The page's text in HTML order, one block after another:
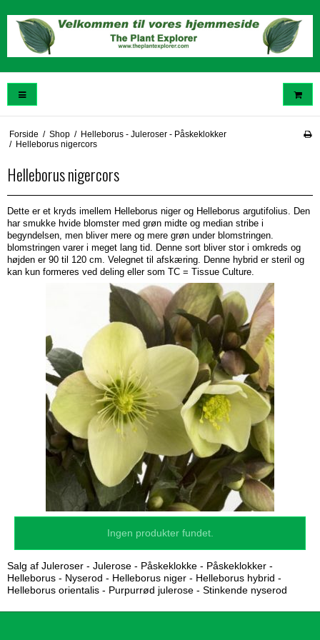
Forside / Shop / Helleborus - Juleroser - Påskeklokker
/ Helleborus nigercors
Helleborus nigercors
Dette er et kryds imellem Helleborus niger og Helleborus argutifolius. Den
har smukke hvide blomster med grøn midte og median stribe i
begyndelsen, men bliver mere og mere grøn under blomstringen.
blomstringen varer i meget lang tid. Denne sort bliver stor i omkreds og
højden er 90 til 120 cm. Velegnet til afskæring. Denne hybrid er steril og
kan kun formeres ved deling eller som TC = Tissue Culture.
Ingen produkter fundet.
Salg af Juleroser - Julerose - Påskeklokke - Påskeklokker -
Helleborus - Nyserod - Helleborus niger - Helleborus hybrid -
Helleborus orientalis - Purpurrød julerose - Stinkende nyserod